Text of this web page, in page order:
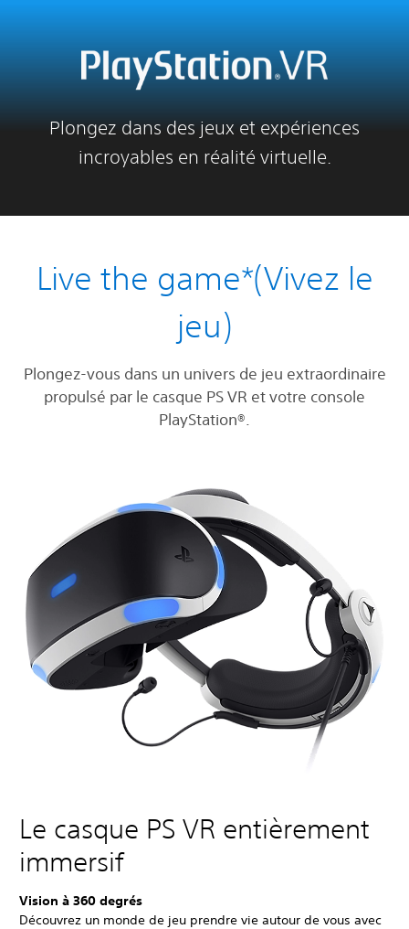
Plongez dans des jeux et expériences
incroyables en réalité virtuelle.
Live the game*(Vivez le
jeu)
Plongez-vous dans un univers de jeu extraordinaire
propulsé par le casque PS VR et votre console
PlayStation®.
Le casque PS VR entièrement
immersif
Vision à 360 degrés
Découvrez un monde de jeu prendre vie autour de vous avec